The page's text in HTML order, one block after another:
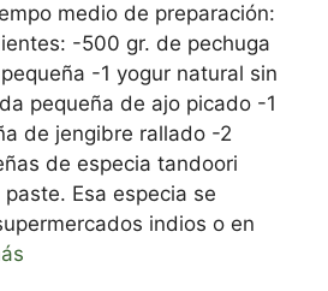
medio de preparación:
-500 gr. de pechuga
-1 yogur natural sin
pequeña de ajo picado -1
de jengibre rallado -2
de especia tandoori
Esa especia se
indios o en